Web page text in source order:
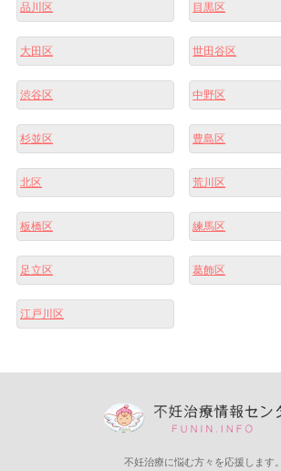
品川区 目黒区
大田区 世田谷区
渋谷区 中野区
杉並区 豊島区
北区 荒川区
板橋区 練馬区
足立区 葛飾区
江戸川区
不妊治療に悩む方々を応援します。